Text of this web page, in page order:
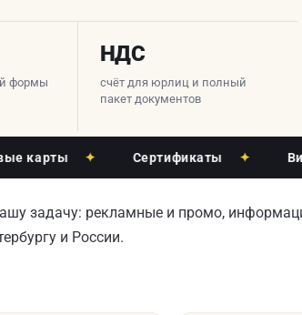
формы
НДС
счёт для юрлиц и полный
пакет документов
✦ Сертификаты ✦ Визитки
задачу: рекламные и промо,
и России.